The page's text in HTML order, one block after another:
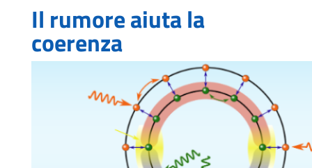
Il rumore aiuta la
coerenza